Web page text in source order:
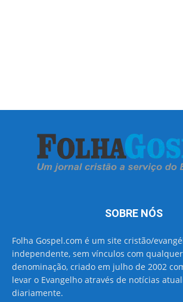
SOBRE NÓS
Folha Gospel.com é um site cristão/
independente, sem vínculos com
denominação, criado em julho de 2002
levar o Evangelho através de notícias
diariamente.